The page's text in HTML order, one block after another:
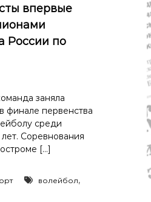
р
а
д
К
о
т
и
К
о
т
р
впервые
России по
заняла
финале первенства
среди
Соревнования
[…]
волейбол,